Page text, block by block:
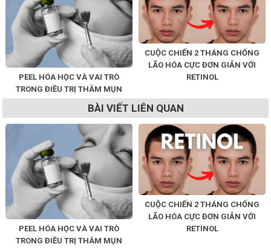
PEEL HÓA HỌC VÀ VAI TRÒ
TRONG ĐIỀU TRỊ THÂM MỤN
CUỘC CHIẾN 2 THÁNG CHỐNG
LÃO HÓA CỰC ĐƠN GIẢN VỚI
RETINOL
BÀI VIẾT LIÊN QUAN
PEEL HÓA HỌC VÀ VAI TRÒ
TRONG ĐIỀU TRỊ THÂM MỤN
CUỘC CHIẾN 2 THÁNG CHỐNG
LÃO HÓA CỰC ĐƠN GIẢN VỚI
RETINOL